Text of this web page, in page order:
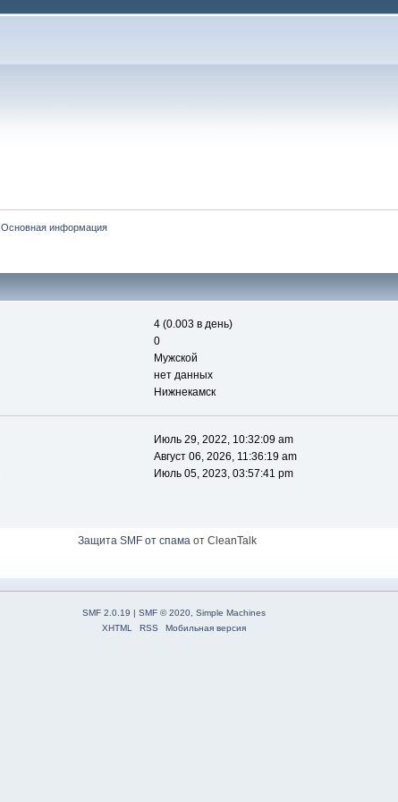
Основная информация
4 (0.003 в день)
0
Мужской
нет данных
Нижнекамск
Июль 29, 2022, 10:32:09 am
Август 06, 2026, 11:36:19 am
Июль 05, 2023, 03:57:41 pm
Защита SMF от спама от CleanTalk
SMF 2.0.19 | SMF © 2020, Simple Machines
XHTML
RSS Мобильная версия